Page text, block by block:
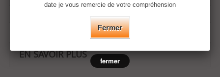
EN SAVOIR PLUS
date je vous remercie de votre compréhension
Fermer
fermer